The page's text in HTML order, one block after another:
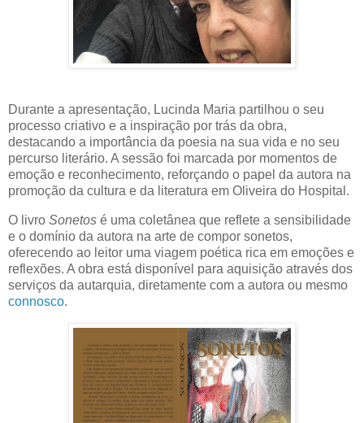
Durante a apresentação, Lucinda Maria partilhou o seu
processo criativo e a inspiração por trás da obra,
destacando a importância da poesia na sua vida e no seu
percurso literário. A sessão foi marcada por momentos de
emoção e reconhecimento, reforçando o papel da autora na
promoção da cultura e da literatura em Oliveira do Hospital.
O livro Sonetos é uma coletânea que reflete a sensibilidade
e o domínio da autora na arte de compor sonetos,
oferecendo ao leitor uma viagem poética rica em emoções e
reflexões. A obra está disponível para aquisição através dos
serviços da autarquia, diretamente com a autora ou mesmo
connosco.